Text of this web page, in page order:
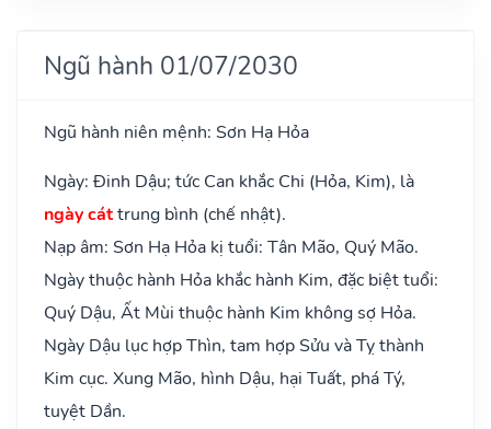
Ngũ hành 01/07/2030
Ngũ hành niên mệnh: Sơn Hạ Hỏa
Ngày: Đinh Dậu; tức Can khắc Chi (Hỏa, Kim), là
ngày cáttrung bình (chế nhật).
Nạp âm: Sơn Hạ Hỏa kị tuổi: Tân Mão, Quý Mão.
Ngày thuộc hành Hỏa khắc hành Kim, đặc biệt tuổi:
Quý Dậu, Ất Mùi thuộc hành Kim không sợ Hỏa.
Ngày Dậu lục hợp Thìn, tam hợp Sửu và Tỵ thành
Kim cục. Xung Mão, hình Dậu, hại Tuất, phá Tý,
tuyệt Dần.